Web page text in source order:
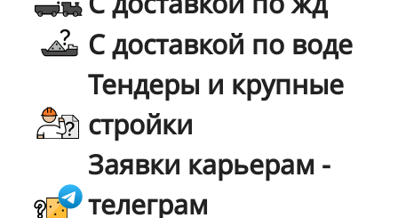
С доставкой по воде
Тендеры и крупные
стройки
Заявки карьерам -
телеграм